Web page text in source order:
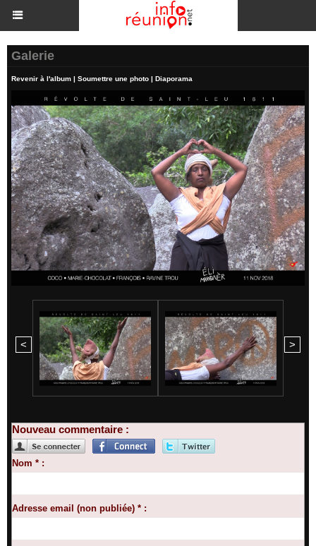
Galerie
Revenir à l'album | Soumettre une photo | Diaporama
< >
Nouveau commentaire :
Nom * :
Adresse email (non publiée) * :